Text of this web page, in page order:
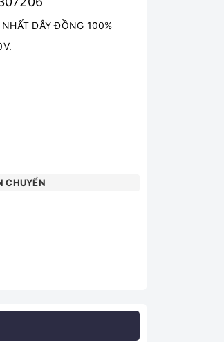
DÂY ĐỒNG 100%
CHUYỂN